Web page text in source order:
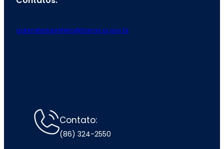
gabinetedoprefeito@barras.pi.gov.br
Contato:
(86) 324-2550